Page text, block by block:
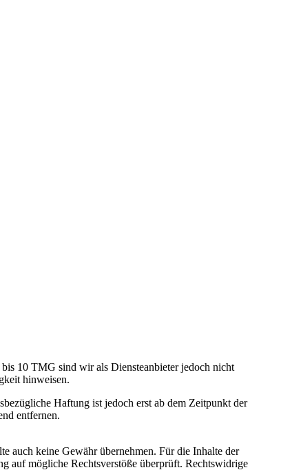
10 TMG sind wir als Diensteanbieter jedoch nicht
hinweisen.
Haftung ist jedoch erst ab dem Zeitpunkt der
entfernen.
auch keine Gewähr übernehmen. Für die Inhalte der
auf mögliche Rechtsverstöße überprüft. Rechtswidrige